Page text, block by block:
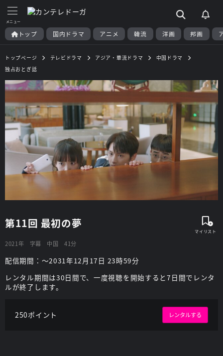
トップ 国内ドラマ アニメ 韓流 洋画 邦画
トップページ テレビドラマ アジア・華流ドラマ
中国ドラマ
独占おとぎ話
第11回 最初の夢
2021年 字幕 中国 41分
配信期間：～2031年12月17日 23時59分
レンタル期間は30日間で、一度視聴を開始すると7日間でレンタ
ルが終了します。
250ポイント レンタルする